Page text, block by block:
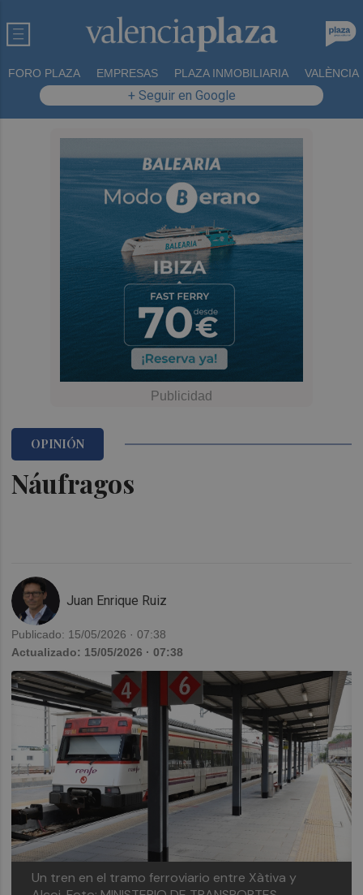
FORO PLAZA EMPRESAS PLAZA INMOBILIARIA VALÈNCIA
+ Seguir en Google
Náufragos
OPINIÓN
Juan Enrique Ruiz
Publicado: 15/05/2026 · 07:38
Actualizado: 15/05/2026 · 07:38
Un tren en el tramo ferroviario entre Xàtiva y